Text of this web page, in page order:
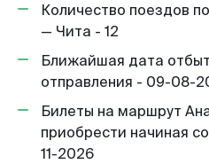
Количество поездов
— Чита - 12
Ближайшая дата
отправления - 09-08-
Билеты на маршрут
приобрести начиная
11-2026